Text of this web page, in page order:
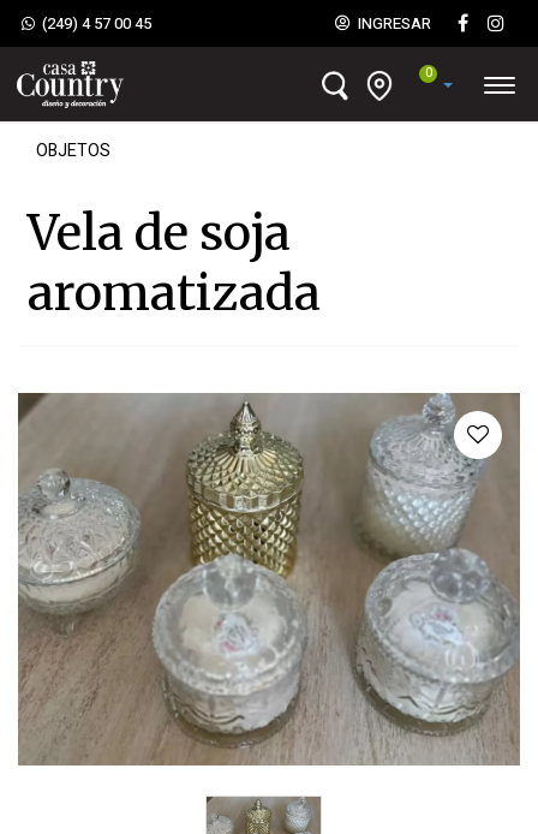
(249) 4 57 00 45 INGRESAR
0
OBJETOS
Vela de soja
aromatizada